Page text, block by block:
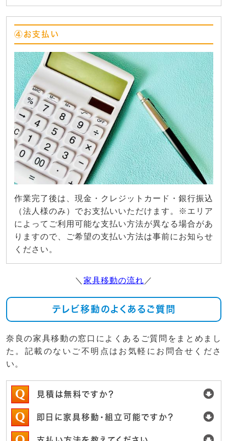
④お支払い
作業完了後は、現金・クレジットカード・銀行振込
（法人様のみ）でお支払いいただけます。※エリア
によってご利用可能な支払い方法が異なる場合があ
りますので、ご希望の支払い方法は事前にお知らせ
ください。
＼ 家具移動の流れ ／
テレビ移動のよくあるご質問
奈良の家具移動の窓口によくあるご質問をまとめまし
た。記載のないご不明点はお気軽にお問合せくださ
い。
見積は無料ですか？
即日に家具移動・組立可能ですか？